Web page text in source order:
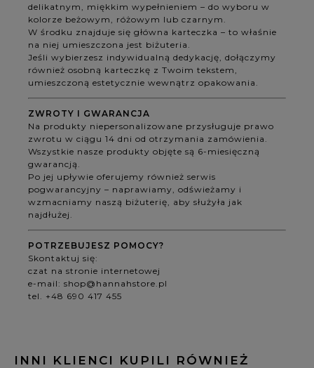
delikatnym, miękkim wypełnieniem – do wyboru w
kolorze beżowym, różowym lub czarnym.
W środku znajduje się główna karteczka – to właśnie
na niej umieszczona jest biżuteria.
Jeśli wybierzesz indywidualną dedykację, dołączymy
również osobną karteczkę z Twoim tekstem,
umieszczoną estetycznie wewnątrz opakowania.
ZWROTY I GWARANCJA
Na produkty niepersonalizowane przysługuje prawo
zwrotu w ciągu 14 dni od otrzymania zamówienia.
Wszystkie nasze produkty objęte są 6-miesięczną
gwarancją.
Po jej upływie oferujemy również serwis
pogwarancyjny – naprawiamy, odświeżamy i
wzmacniamy naszą biżuterię, aby służyła jak
najdłużej.
POTRZEBUJESZ POMOCY?
Skontaktuj się:
czat na stronie internetowej
e-mail: shop@hannahstore.pl
tel. +48 690 417 455
INNI KLIENCI KUPILI RÓWNIEŻ